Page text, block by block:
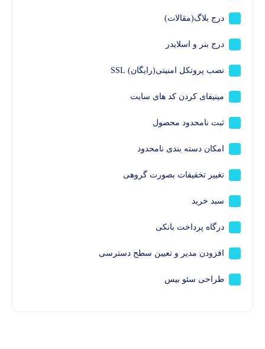
درج بلاگ(مقالات)
درج بنر و اسلایدر
نصب پروتکل امنیتی(رایگان) SSL
مینیفای کردن کد های سایت
ثبت نامحدود محصول
امکان دسته بندی نامحدود
تغییر تخفیفات بصورت گروهی
سبد خرید
درگاه پرداخت بانکی
افزودن مدیر و تعیین سطح دسترسی
طراحی سئو بیس